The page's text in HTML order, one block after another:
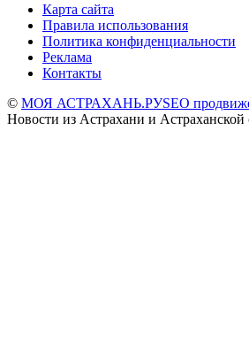
Карта сайта
Правила использования
Политика конфиденциальности
Реклама
Контакты
© МОЯ АСТРАХАНЬ.РУSEO
Новости из Астрахани и Астраханской